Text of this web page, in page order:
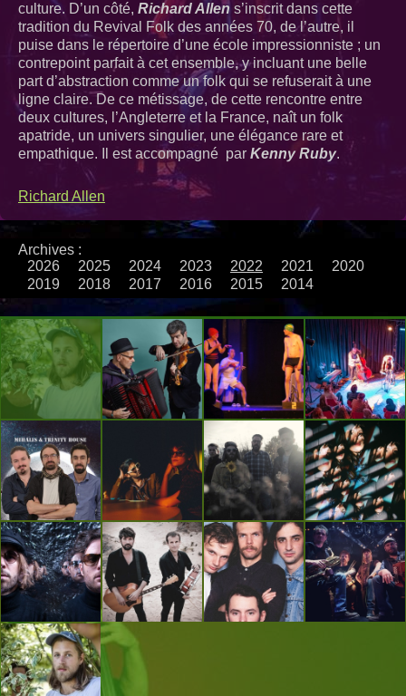
culture. D’un côté, Richard Allen s’inscrit dans cette
tradition du Revival Folk des années 70, de l’autre, il
puise dans le répertoire d’une école impressionniste ; un
contrepoint parfait à cet ensemble, y incluant une belle
part d’abstraction comme un folk qui se refuserait à une
ligne claire. De ce métissage, de cette rencontre entre
deux cultures, l’Angleterre et la France, naît un folk
apatride, un univers singulier, une élégance rare et
empathique. Il est accompagné par Kenny Ruby.
Richard Allen
Archives :
2026
2025 2024 2023 2022 2021
2020
2019
2018 2017 2016 2015 2014